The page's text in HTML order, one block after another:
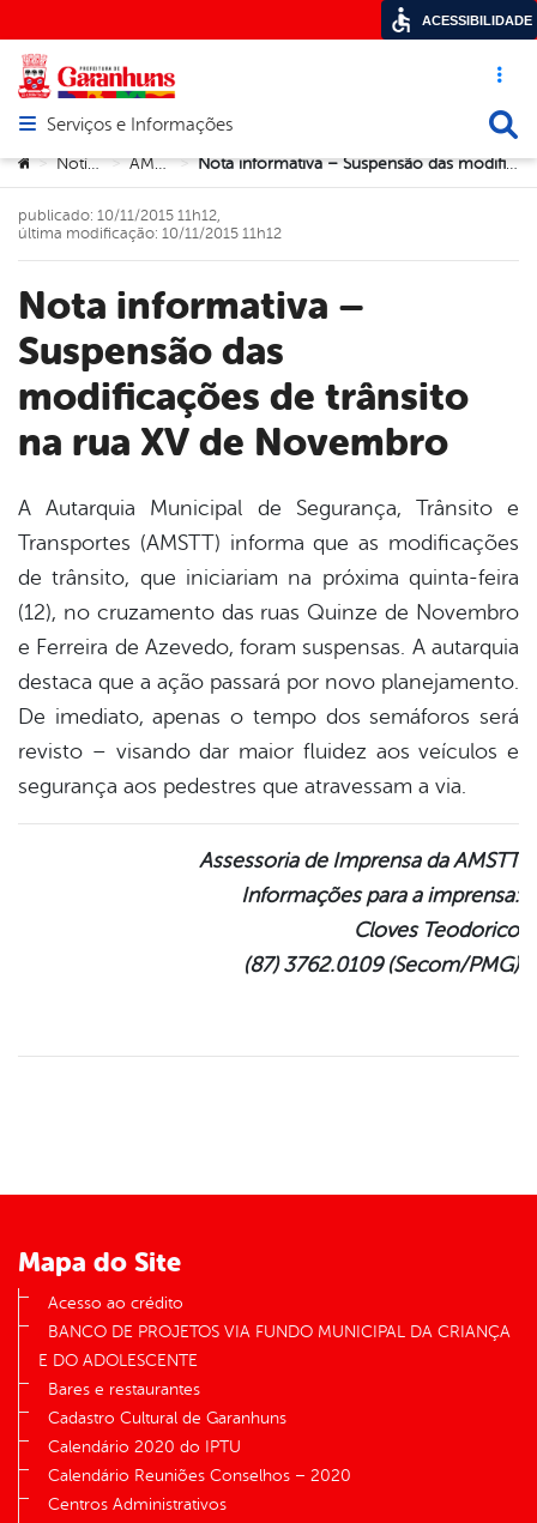
Acesso
Abrir menu principal de navegação
Serviços e Informações
Você está aqui:
> Notícias > AMSTT > Nota informativa – Suspensão das modificações de trânsito na rua XV de Novembro
Nota informativa –
Suspensão das
modificações de trânsito
na rua XV de Novembro
publicado: 10/11/2015 11h12,
última modificação: 10/11/2015 11h12
A Autarquia Municipal de Segurança, Trânsito e
Transportes (AMSTT) informa que as modificações
de trânsito, que iniciariam na próxima quinta-feira
(12), no cruzamento das ruas Quinze de Novembro
e Ferreira de Azevedo, foram suspensas. A autarquia
destaca que a ação passará por novo planejamento.
De imediato, apenas o tempo dos semáforos será
revisto – visando dar maior fluidez aos veículos e
segurança aos pedestres que atravessam a via.
Assessoria de Imprensa da AMSTT
Informações para a imprensa:
Cloves Teodorico
(87) 3762.0109 (Secom/PMG)
Mapa do Site
Acesso ao crédito
BANCO DE PROJETOS VIA FUNDO MUNICIPAL DA CRIANÇA
E DO ADOLESCENTE
Bares e restaurantes
Cadastro Cultural de Garanhuns
Calendário 2020 do IPTU
Calendário Reuniões Conselhos – 2020
Centros Administrativos
ACESSIBILIDADE